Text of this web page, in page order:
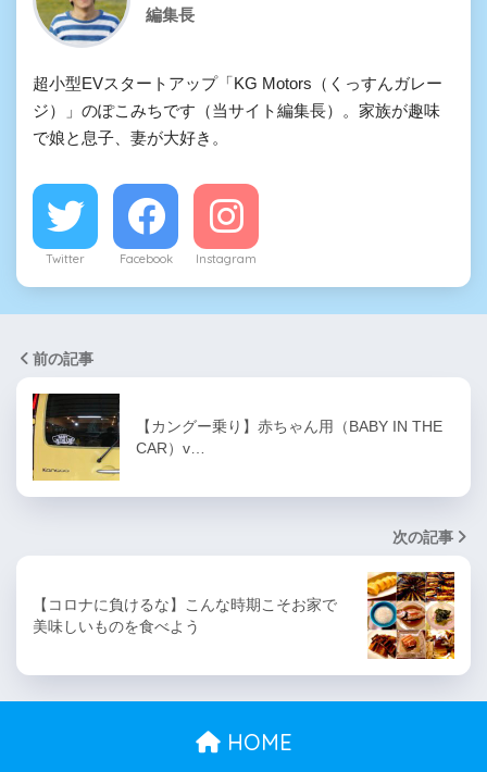
編集長
超小型EVスタートアップ「KG Motors（くっすんガレー
ジ）」のぽこみちです（当サイト編集長）。家族が趣味
で娘と息子、妻が大好き。
Twitter Facebook Instagram
前の記事
【カングー乗り】赤ちゃん用（BABY IN THE
CAR）v…
次の記事
【コロナに負けるな】こんな時期こそお家で
美味しいものを食べよう
HOME